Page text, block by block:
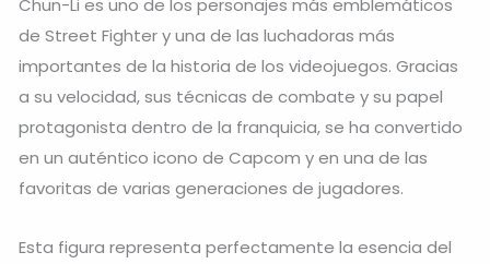
Chun-Li es uno de los personajes más emblemáticos
de Street Fighter y una de las luchadoras más
importantes de la historia de los videojuegos. Gracias
a su velocidad, sus técnicas de combate y su papel
protagonista dentro de la franquicia, se ha convertido
en un auténtico icono de Capcom y en una de las
favoritas de varias generaciones de jugadores.
Esta figura representa perfectamente la esencia del